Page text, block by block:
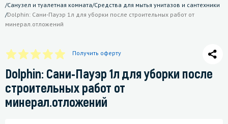
/Санузел и туалетная комната/Средства для мытья унитазов и сантехники
/Dolphin: Сани-Пауэр 1л для уборки после строительных работ от
минерал.отложений
Получить оферту
Dolphin: Сани-Пауэр 1л для уборки после
строительных работ от
минерал.отложений